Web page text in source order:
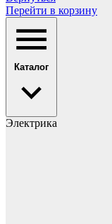
Перейти в корзину
Каталог
Электрика